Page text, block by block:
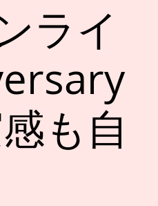
ライ
も自